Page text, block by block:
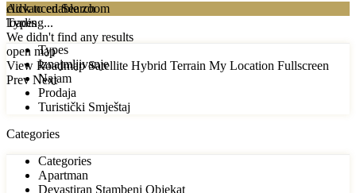
click to enable zoom
loading...
We didn't find any results
open map
View Roadmap Satellite Hybrid Terrain My Location Fullscreen
Prev Next
Advanced Search
Types
Types
Iznajmljivanje
Najam
Prodaja
Turistički Smještaj
Categories
Categories
Apartman
Devastiran Stambeni Objekat